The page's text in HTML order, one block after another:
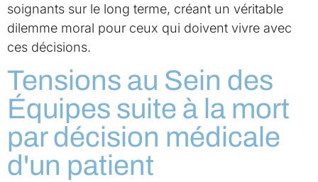
soignants sur le long terme, créant un véritable
dilemme moral pour ceux qui doivent vivre avec
ces décisions.
Tensions au Sein des
Équipes suite à la mort
par décision médicale
d'un patient